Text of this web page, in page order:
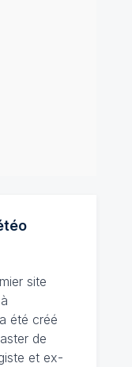
site
été créé
de
et ex-